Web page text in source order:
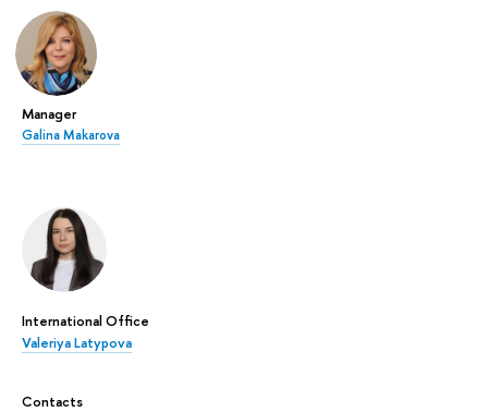
Manager
Galina Makarova
International Office
Valeriya Latypova
Contacts